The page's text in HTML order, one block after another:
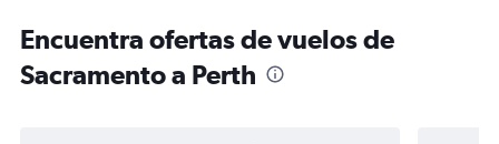
Encuentra ofertas de vuelos de
Sacramento a Perth